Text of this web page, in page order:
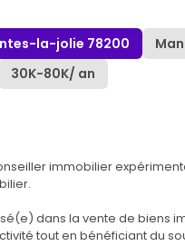
la-jolie 78200
30K-80K/ an
immobilier
dans la vente de biens
tout en bénéficiant du